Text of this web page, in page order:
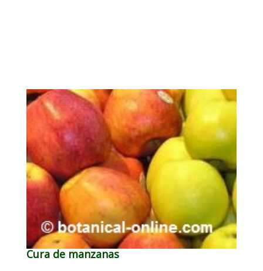
Cura de manzanas